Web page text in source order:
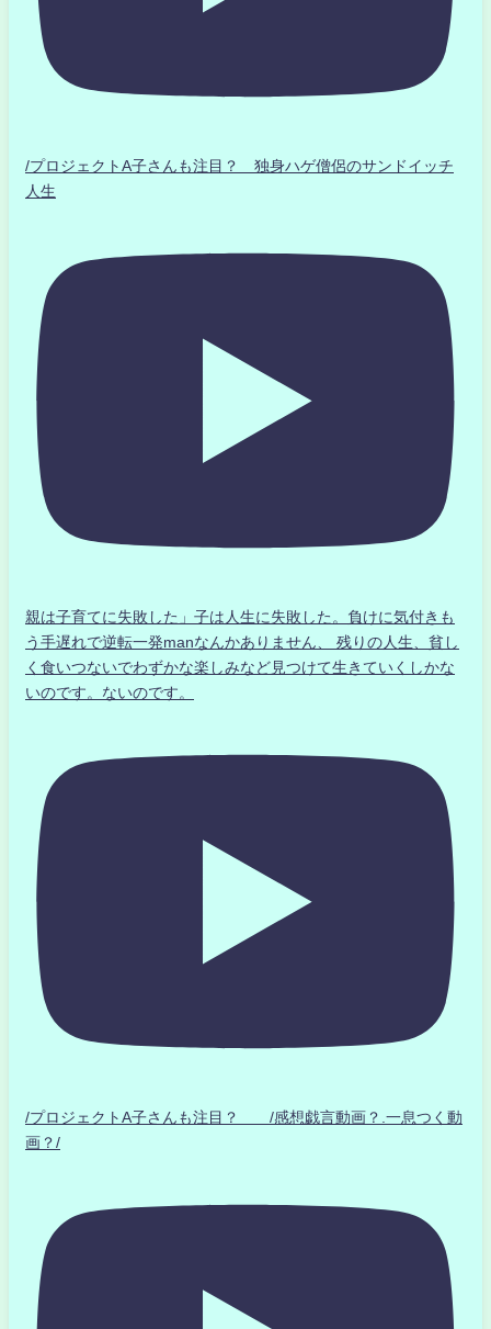
/プロジェクトA子さんも注目？ 独身ハゲ僧侶のサンドイッチ
人生
親は子育てに失敗した」子は人生に失敗した。負けに気付きも
う手遅れで逆転一発manなんかありません、 残りの人生、貧し
く食いつないでわずかな楽しみなど見つけて生きていくしかな
いのです。ないのです。
/プロジェクトA子さんも注目？ /感想戯言動画？.一息つく動
画？/